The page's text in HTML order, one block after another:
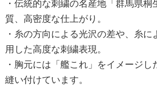
・伝統的な刺繍の名産地「群馬県桐
質、高密度な仕上がり。
・糸の方向による光沢の差や、糸に
用した高度な刺繍表現。
・胸元には「艦これ」をイメージし
縫い付けています。